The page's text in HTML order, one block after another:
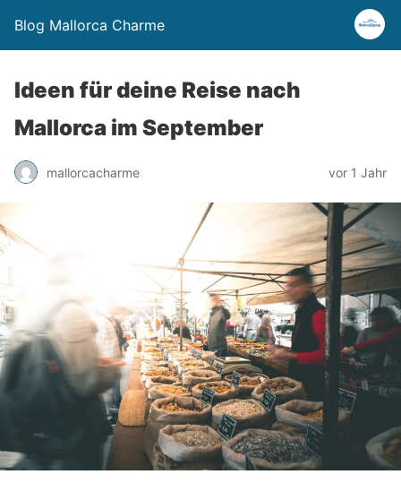
Blog Mallorca Charme
Ideen für deine Reise nach
Mallorca im September
mallorcacharme vor 1 Jahr